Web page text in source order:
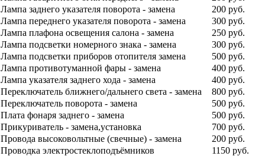
Лампа заднего указателя поворота - замена
200 руб.
Лампа переднего указателя поворота - замена
300 руб.
Лампа плафона освещения салона - замена
250 руб.
Лампа подсветки номерного знака - замена
300 руб.
Лампа подсветки приборов отопителя замена
500 руб.
Лампа противотуманной фары - замена
400 руб.
Лампа указателя заднего хода - замена
400 руб.
Переключатель ближнего/дальнего света - замена
800 руб.
Переключатель поворота - замена
500 руб.
Плата фонаря заднего - замена
500 руб.
Прикуриватель - замена,установка
700 руб.
Провода высоковольтные (свечные) - замена
200 руб.
Проводка электростеклоподъёмников
1150 руб.